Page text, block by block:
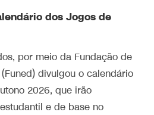
dos Jogos de
por meio da Fundação de
divulgou o calendário
2026, que irão
e de base no